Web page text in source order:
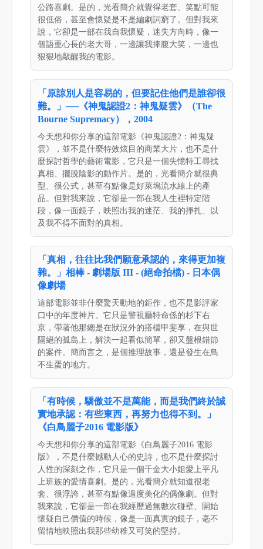
公路喜劇。是的，光看簡介就覺得老套、笑點可能
很低俗，甚至會懷疑是不是編劇詞窮了。但對我來
說，它卻是一部在我自我懷疑，迷失方向時，像一
個語重心長的老大哥，一邊讓我捧腹大笑，一邊也
狠狠地敲醒我的電影。
「原諒別人是容易的，但要記住他們是誰卻很
難。」──《神鬼認證2：神鬼疑雲》（The
Bourne Supremacy），2004
今天想和你分享的這部電影《神鬼認證2：神鬼疑
雲》，並不是什麼特效炫目的商業大片，也不是什
麼探討哲學的藝術電影，它只是一個失憶特工尋找
真相、擺脫陰影的動作片。是的，光看簡介就很典
型、很公式，甚至有點像是好萊塢流水線上的產
品。但對我來說，它卻是一部在我人生裡特定階
段，像一面鏡子，映照出我的迷茫、我的掙扎、以
及我不得不面對的真相。
「真相，往往比我們願意承認的，來得更加複
雜。」相棒 - 劇場版 III - (絕命拍檔) - 日本偶
像劇場
這部電影並非什麼驚天動地的鉅作，也不是影評家
口中的年度神片。它只是警視廳特命係的杉下右
京，帶著他那總是在狀況外的搭檔甲斐享，在與世
隔絕的孤島上，解決一起看似簡單，卻又盤根錯節
的案件。簡而言之，是個推理故事，還是發生在鳥
不生蛋的地方。
「有時候，驕傲並不是萬能，而是我們終於誠
實地承認：有些東西，再努力也得不到。」
《白鳥麗子2016 電影版》
今天想和你分享的這部電影《白鳥麗子2016 電影
版》，不是什麼撼動人心的史詩，也不是什麼探討
人性的深刻之作，它只是一個千金大小姐愛上平凡
上班族的愛情喜劇。是的，光看簡介就知道很老
套、很浮誇，甚至有點像過度美化的偶像劇。但對
我來說，它卻是一部在我經歷過無數次碰壁、開始
懷疑自己價值的時候，像是一面真實的鏡子，毫不
留情地映照出我那些幼稚又可笑的堅持。